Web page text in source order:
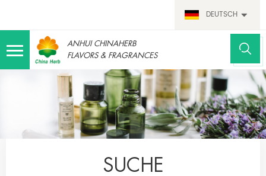
DEUTSCH
ANHUI CHINAHERB
FLAVORS & FRAGRANCES
SUCHE